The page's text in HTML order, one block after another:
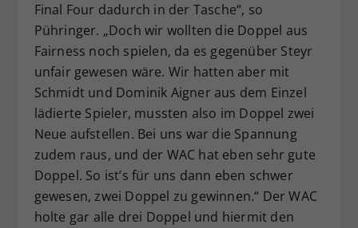
Final Four dadurch in der Tasche“, so
Pühringer. „Doch wir wollten die Doppel aus
Fairness noch spielen, da es gegenüber Steyr
unfair gewesen wäre. Wir hatten aber mit
Schmidt und Dominik Aigner aus dem Einzel
lädierte Spieler, mussten also im Doppel zwei
Neue aufstellen. Bei uns war die Spannung
zudem raus, und der WAC hat eben sehr gute
Doppel. So ist’s für uns dann eben schwer
gewesen, zwei Doppel zu gewinnen.“ Der WAC
holte gar alle drei Doppel und hiermit den